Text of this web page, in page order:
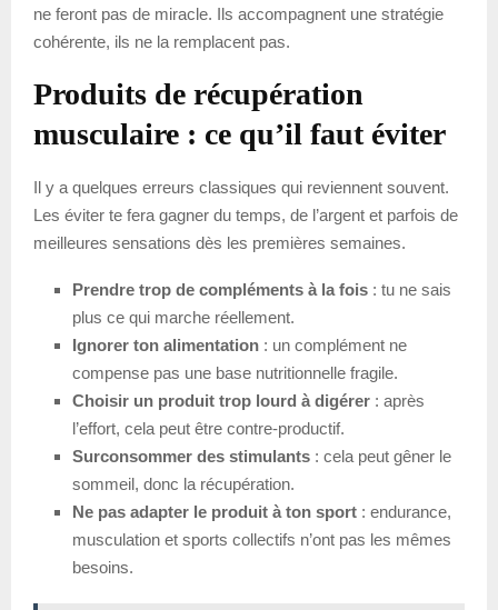
ne feront pas de miracle. Ils accompagnent une stratégie
cohérente, ils ne la remplacent pas.
Produits de récupération
musculaire : ce qu’il faut éviter
Il y a quelques erreurs classiques qui reviennent souvent.
Les éviter te fera gagner du temps, de l’argent et parfois de
meilleures sensations dès les premières semaines.
Prendre trop de compléments à la fois : tu ne sais
plus ce qui marche réellement.
Ignorer ton alimentation : un complément ne
compense pas une base nutritionnelle fragile.
Choisir un produit trop lourd à digérer : après
l’effort, cela peut être contre-productif.
Surconsommer des stimulants : cela peut gêner le
sommeil, donc la récupération.
Ne pas adapter le produit à ton sport : endurance,
musculation et sports collectifs n’ont pas les mêmes
besoins.